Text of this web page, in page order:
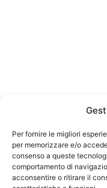
Per fornire le migliori
per memorizzare e/o
consenso a queste
comportamento di
acconsentire o ritirare il